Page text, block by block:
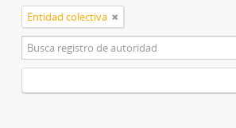
Entidad colectiva